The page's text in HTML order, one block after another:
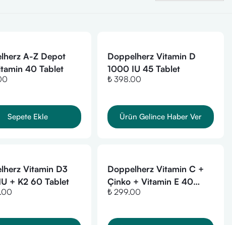
A-Z Depot
40 Tablet
Sepete Ekle
Doppelherz Vitamin D
1000 IU 45 Tablet
₺ 398.00
Ürün Gelince Haber Ver
Vitamin D3
+ K2 60 Tablet
Doppelherz Vitamin C +
Çinko + Vitamin E 40
Tablet
₺ 299.00